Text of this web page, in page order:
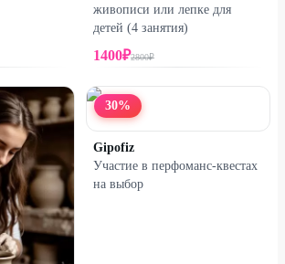
живописи или лепке для
детей (4 занятия)
1400₽2800₽
30%
Gipofiz
Участие в перфоманс-квестах
на выбор